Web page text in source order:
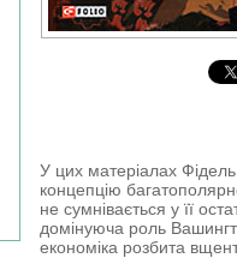
У цих матеріалах
концепцію
не сумнівається у її
домінуюча роль
економіка розбита